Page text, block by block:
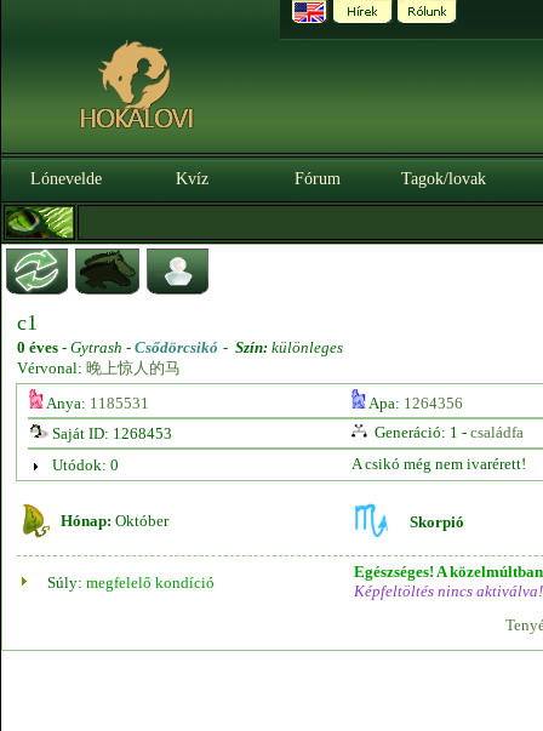
Lónevelde Kvíz Fórum Tagok/lovak
c1
0 éves - Gytrash - Csődörcsikó - Szín: különleges
Vérvonal: 晚上惊人的马
Anya: 1185531 Apa: 1264356
Saját ID: 1268453
Generáció: 1 - családfa
Utódok: 0
A csikó még nem ivarérett!
Hónap: Október Skorpió
Súly: megfelelő kondíció
Egészséges! A
Képfeltöltés nincs aktiválva!